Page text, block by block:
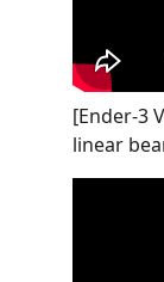
[Ender-3
linear